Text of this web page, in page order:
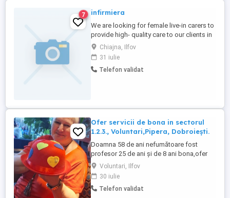
7 infirmiera
We are looking for female live-in carers to
provide high- quality care to our clients in
their own homes in Ireland. Carers will live
with the elderly person in their home. Live
in carers will work 6 days week. You will
be actively working 7hours day (daytime
Chiajna, Ilfov
31 iulie
Telefon validat
Ofer servicii de bona in sectorul
1.2.3., Voluntari,Pipera, Dobroiești.
Doamna 58 de ani nefumătoare fost
profesor 25 de ani și de 8 ani bona,ofer
servicii de bona începând cu 15 august
2026. Nu folosesc telefonul mobil decât la
urgență.
Voluntari, Ilfov
30 iulie
Telefon validat